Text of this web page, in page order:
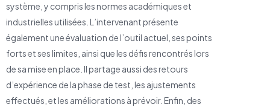
système, y compris les normes académiques et
industrielles utilisées. L’intervenant présente
également une évaluation de l’outil actuel, ses points
forts et ses limites, ainsi que les défis rencontrés lors
de sa mise en place. Il partage aussi des retours
d’expérience de la phase de test, les ajustements
effectués, et les améliorations à prévoir. Enfin, des